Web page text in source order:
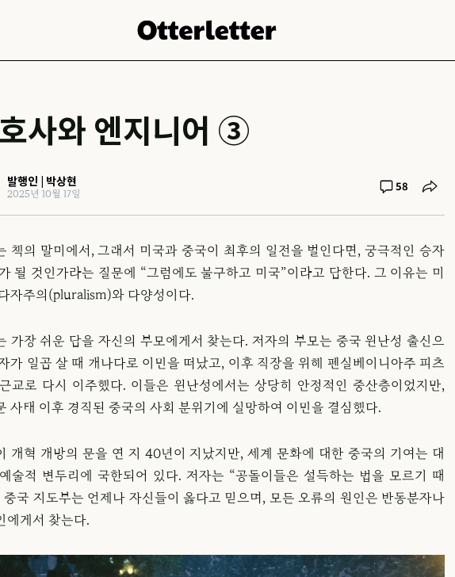
사와 엔지니어 ③
발행인 | 박상현
2025년 10월 17일 58
책의 말미에서, 그래서 미국과 중국이 최후의 일전을 벌인다면, 궁극적인 승자
될 것인가라는 질문에 “그럼에도 불구하고 미국”이라고 답한다. 그 이유는 미
자주의(pluralism)와 다양성이다.
가장 쉬운 답을 자신의 부모에게서 찾는다. 저자의 부모는 중국 윈난성 출신으
가 일곱 살 때 캐나다로 이민을 떠났고, 이후 직장을 위해 펜실베이니아주 피츠
교로 다시 이주했다. 이들은 윈난성에서는 상당히 안정적인 중산층이었지만,
사태 이후 경직된 중국의 사회 분위기에 실망하여 이민을 결심했다.
개혁 개방의 문을 연 지 40년이 지났지만, 세계 문화에 대한 중국의 기여는 대
술적 변두리에 국한되어 있다. 저자는 “공돌이들은 설득하는 법을 모르기 때
중국 지도부는 언제나 자신들이 옳다고 믿으며, 모든 오류의 원인은 반동분자나
에게서 찾는다.